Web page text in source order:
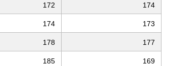
172 174
174 173
178 177
185 169